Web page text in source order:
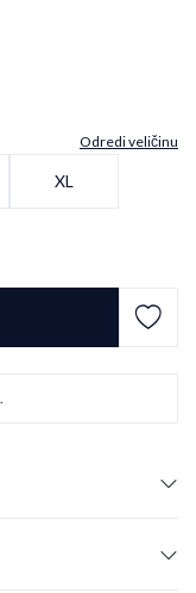
Odredi veličinu
XL